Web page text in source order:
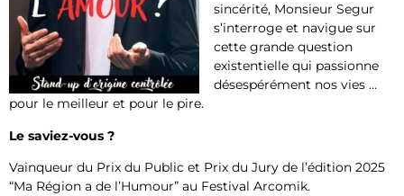
sincérité, Monsieur Segur
s’interroge et navigue sur
cette grande question
existentielle qui passionne
désespérément nos vies …
pour le meilleur et pour le pire.
Le saviez-vous ?
Vainqueur du Prix du Public et Prix du Jury de l’édition 2025
“Ma Région a de l’Humour” au Festival Arcomik.